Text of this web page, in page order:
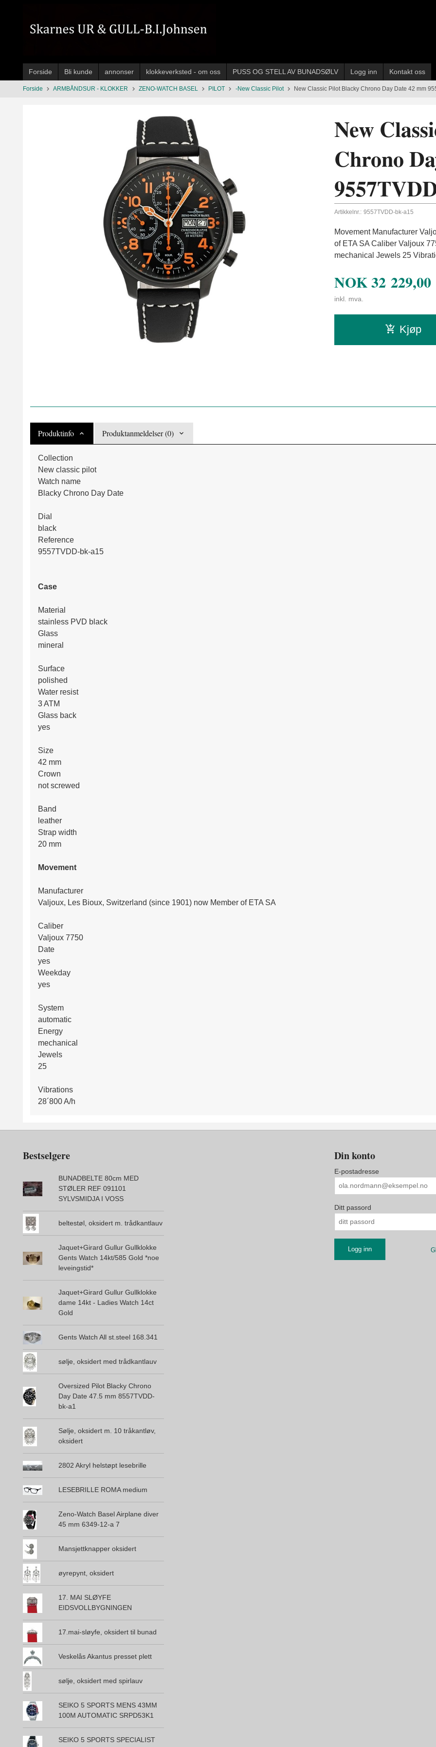
innholdet
Forside Bli kunde annonser klokkeverksted - om oss PUSS OG STELL AV BUNADSØLV Logg inn Kontakt oss
Forside ARMBÅNDSUR - KLOKKER ZENO-WATCH BASEL PILOT -New Classic Pilot New Classic Pilot Blacky Chrono Day Date 42 mm
New
Chrono
Artikkelnr.: 9557TVDD-bk-a15
Movement Manufacturer
of ETA SA Caliber Valjoux
mechanical Jewels 25
NOK32 229,00
inkl. mva.
Kjøp
Produktinfo Produktanmeldelser (0)
Collection
New classic pilot
Watch name
Blacky Chrono Day Date
Dial
black
Reference
9557TVDD-bk-a15
Case
Material
stainless PVD black
Glass
mineral
Surface
polished
Water resist
3 ATM
Glass back
yes
Size
42 mm
Crown
not screwed
Band
leather
Strap width
20 mm
Movement
Manufacturer
Valjoux, Les Bioux, Switzerland (since 1901) now Member of ETA SA
Caliber
Valjoux 7750
Date
yes
Weekday
yes
System
automatic
Energy
mechanical
Jewels
25
Vibrations
28´800 A/h
Bestselgere
BUNADBELTE 80cm MED
STØLER REF 091101
SYLVSMIDJA I VOSS
beltestøl, oksidert m. trådkantlauv
Jaquet+Girard Gullur Gullklokke
Gents Watch 14kt/585 Gold *noe
leveingstid*
Jaquet+Girard Gullur Gullklokke
dame 14kt - Ladies Watch 14ct
Gold
Gents Watch All st.steel 168.341
sølje, oksidert med trådkantlauv
Oversized Pilot Blacky Chrono
Day Date 47.5 mm 8557TVDD-
bk-a1
Sølje, oksidert m. 10 tråkantløv,
oksidert
2802 Akryl helstøpt lesebrille
LESEBRILLE ROMA medium
Zeno-Watch Basel Airplane diver
45 mm 6349-12-a 7
Mansjettknapper oksidert
øyrepynt, oksidert
17. MAI SLØYFE
EIDSVOLLBYGNINGEN
17.mai-sløyfe, oksidert til bunad
Veskelås Akantus presset plett
sølje, oksidert med spirlauv
SEIKO 5 SPORTS MENS 43MM
100M AUTOMATIC SRPD53K1
SEIKO 5 SPORTS SPECIALIST
Din konto
E-postadresse
Ditt passord